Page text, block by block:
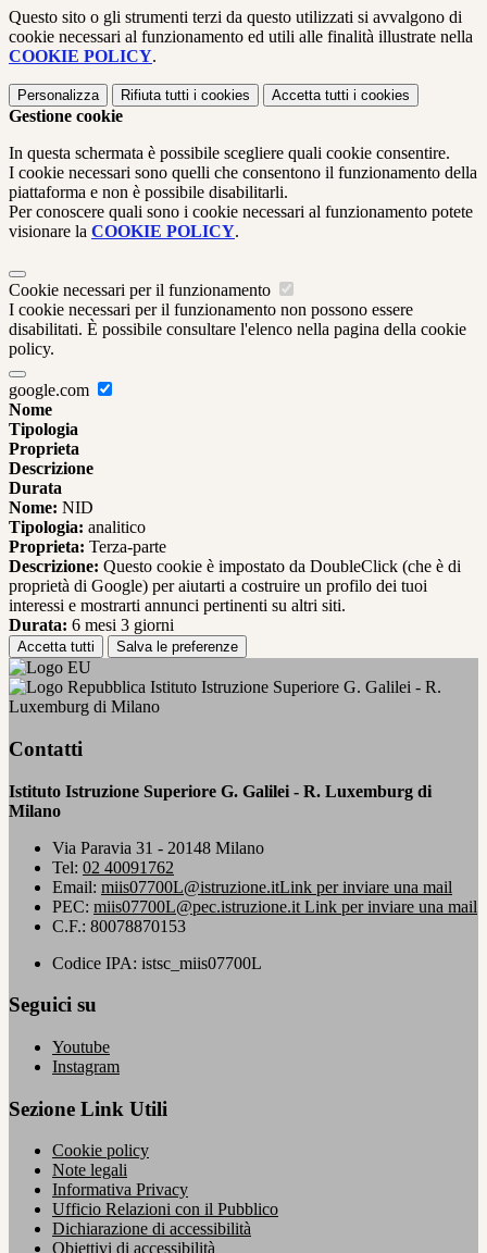
Questo sito o gli strumenti terzi da questo utilizzati si avvalgono di
cookie necessari al funzionamento ed utili alle finalità illustrate nella
COOKIE POLICY.
Personalizza Rifiuta tutti i cookies Accetta tutti i cookies
Gestione cookie
In questa schermata è possibile scegliere quali cookie consentire.
I cookie necessari sono quelli che consentono il funzionamento della
piattaforma e non è possibile disabilitarli.
Per conoscere quali sono i cookie necessari al funzionamento potete
visionare la COOKIE POLICY.
Cookie necessari per il funzionamento
I cookie necessari per il funzionamento non possono essere
disabilitati. È possibile consultare l'elenco nella pagina della cookie
policy.
google.com
Nome
Tipologia
Proprieta
Descrizione
Durata
Nome: NID
Tipologia: analitico
Proprieta: Terza-parte
Descrizione: Questo cookie è impostato da DoubleClick (che è di
proprietà di Google) per aiutarti a costruire un profilo dei tuoi
interessi e mostrarti annunci pertinenti su altri siti.
Durata: 6 mesi 3 giorni
Accetta tutti Salva le preferenze
Istituto Istruzione Superiore G. Galilei - R.
Luxemburg di Milano
Contatti
Istituto Istruzione Superiore G. Galilei - R. Luxemburg di
Milano
Via Paravia 31 - 20148 Milano
Tel: 02 40091762
Email: miis07700L@istruzione.itLink per inviare una mail
PEC: miis07700L@pec.istruzione.it Link per inviare una mail
C.F.: 80078870153
Codice IPA: istsc_miis07700L
Seguici su
Youtube
Instagram
Sezione Link Utili
Cookie policy
Note legali
Informativa Privacy
Ufficio Relazioni con il Pubblico
Dichiarazione di accessibilità
Obiettivi di accessibilità